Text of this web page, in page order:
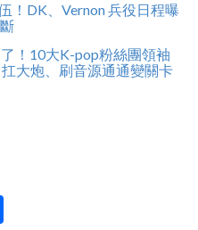
！DK、Vernon 兵役日程曝
！10大K-pop粉絲團領袖
大炮、刷音源通通變關卡